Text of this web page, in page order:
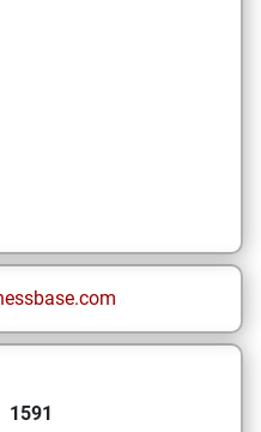
1591